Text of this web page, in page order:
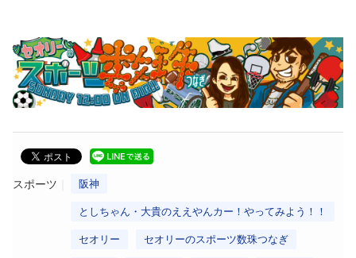
スポーツ 阪神
としちゃん・大貴のええやんカー！やってみよう！！
セオリー セオリーのスポーツ数珠つなぎ